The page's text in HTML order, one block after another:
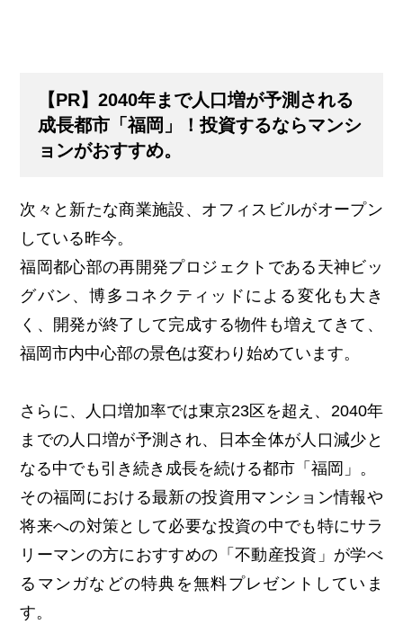
【PR】2040年まで人口増が予測される
成長都市「福岡」！投資するならマンシ
ョンがおすすめ。
次々と新たな商業施設、オフィスビルがオープン
している昨今。
福岡都心部の再開発プロジェクトである天神ビッ
グバン、博多コネクティッドによる変化も大き
く、開発が終了して完成する物件も増えてきて、
福岡市内中心部の景色は変わり始めています。
さらに、人口増加率では東京23区を超え、2040年
までの人口増が予測され、日本全体が人口減少と
なる中でも引き続き成長を続ける都市「福岡」。
その福岡における最新の投資用マンション情報や
将来への対策として必要な投資の中でも特にサラ
リーマンの方におすすめの「不動産投資」が学べ
るマンガなどの特典を無料プレゼントしていま
す。